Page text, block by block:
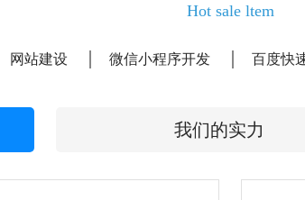
Hot sale ltem
网站建设 微信小程序开发 百度快
我们的实力